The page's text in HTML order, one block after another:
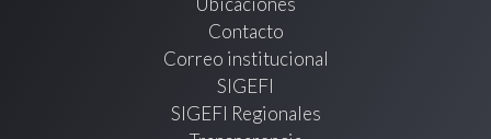
Contacto
Correo institucional
SIGEFI
SIGEFI Regionales